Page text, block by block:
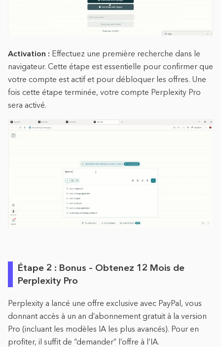
Activation : Effectuez une première recherche dans le
navigateur. Cette étape est essentielle pour confirmer que
votre compte est actif et pour débloquer les offres. Une
fois cette étape terminée, votre compte Perplexity Pro
sera activé.
Étape 2 : Bonus – Obtenez 12 Mois de
Perplexity Pro
Perplexity a lancé une offre exclusive avec PayPal, vous
donnant accès à un an d’abonnement gratuit à la version
Pro (incluant les modèles IA les plus avancés). Pour en
profiter, il suffit de “demander” l’offre à l’IA.